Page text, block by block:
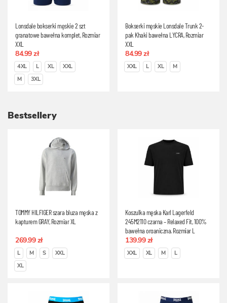
Lonsdale bokserki męskie 2 szt
granatowe bawełna komplet, Rozmiar
XXL
84.99 zł
4XL L XL
XXL
M
3XL
Bokserki męskie Lonsdale Trunk 2-
pak Khaki bawełna LYCRA, Rozmiar
XXL
84.99 zł
XXL L XL M
Bestsellery
TOMMY HILFIGER szara bluza męska z
kapturem GRAY, Rozmiar XL
269.99 zł
L M S
XXL
XL
Koszulka męska Karl Lagerfeld
245M2110 czarna – Relaxed Fit, 100%
bawełna organiczna, Rozmiar L
139.99 zł
XXL XL M L